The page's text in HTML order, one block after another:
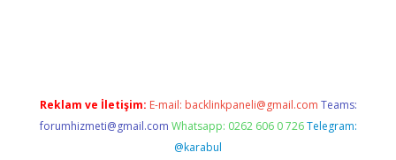
Reklam ve İletişim: E-mail: backlinkpaneli@gmail.com Teams:
forumhizmeti@gmail.com Whatsapp: 0262 606 0 726 Telegram:
@karabul